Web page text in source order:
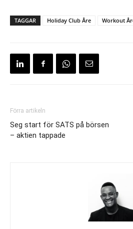
TAGGAR Holiday Club Åre Workout
Förra artikeln
Seg start för SATS på börsen
– aktien tappade